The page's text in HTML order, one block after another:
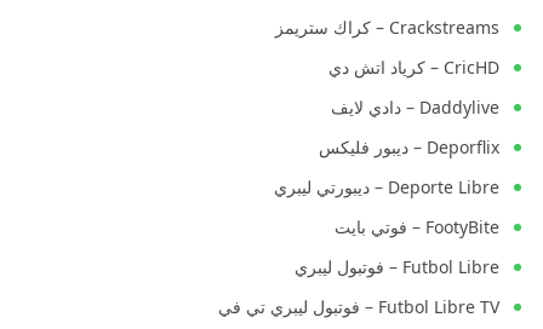
Crackstreams – كراك ستريمز
CricHD – كرياد اتش دي
Daddylive – دادي لايف
Deporflix – ديبور فليكس
Deporte Libre – ديبورتي ليبري
FootyBite – فوتي بايت
Futbol Libre – فوتبول ليبري
Futbol Libre TV – فوتبول ليبري تي في